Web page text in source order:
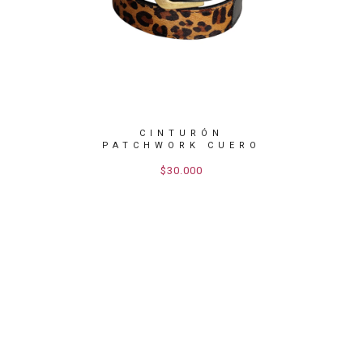
CINTURÓN
PATCHWORK CUERO
$30.000